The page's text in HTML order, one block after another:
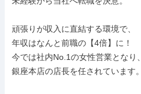
頑張りが収入に直結する環境で、
年収はなんと前職の【4倍】に！
今では社内No.1の女性営業となり、
銀座本店の店長を任されています。